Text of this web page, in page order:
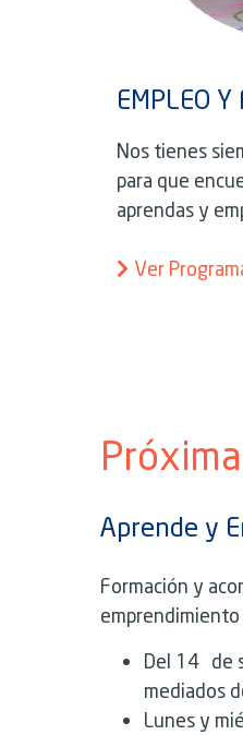
EMPLEO Y
Nos tienes
para que
aprendas y
Ver
Aprende y
Formación y
emprendimiento
Del 14 de
mediados
Lunes y